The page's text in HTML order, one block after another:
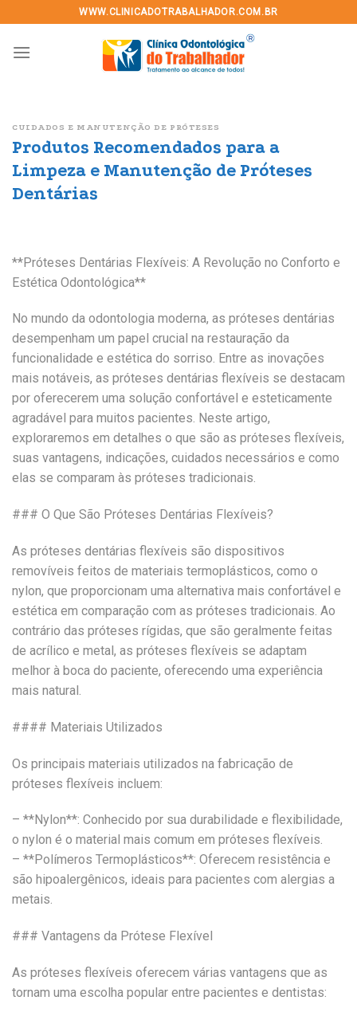
to
content
WWW.CLINICADOTRABALHADOR.COM.BR
CUIDADOS E MANUTENÇÃO DE PRÓTESES
Produtos Recomendados para a
Limpeza e Manutenção de Próteses
Dentárias
**Próteses Dentárias Flexíveis: A Revolução no Conforto e
Estética Odontológica**
No mundo da odontologia moderna, as próteses dentárias
desempenham um papel crucial na restauração da
funcionalidade e estética do sorriso. Entre as inovações
mais notáveis, as próteses dentárias flexíveis se destacam
por oferecerem uma solução confortável e esteticamente
agradável para muitos pacientes. Neste artigo,
exploraremos em detalhes o que são as próteses flexíveis,
suas vantagens, indicações, cuidados necessários e como
elas se comparam às próteses tradicionais.
### O Que São Próteses Dentárias Flexíveis?
As próteses dentárias flexíveis são dispositivos
removíveis feitos de materiais termoplásticos, como o
nylon, que proporcionam uma alternativa mais confortável e
estética em comparação com as próteses tradicionais. Ao
contrário das próteses rígidas, que são geralmente feitas
de acrílico e metal, as próteses flexíveis se adaptam
melhor à boca do paciente, oferecendo uma experiência
mais natural.
#### Materiais Utilizados
Os principais materiais utilizados na fabricação de
próteses flexíveis incluem:
– **Nylon**: Conhecido por sua durabilidade e flexibilidade,
o nylon é o material mais comum em próteses flexíveis.
– **Polímeros Termoplásticos**: Oferecem resistência e
são hipoalergênicos, ideais para pacientes com alergias a
metais.
### Vantagens da Prótese Flexível
As próteses flexíveis oferecem várias vantagens que as
tornam uma escolha popular entre pacientes e dentistas: